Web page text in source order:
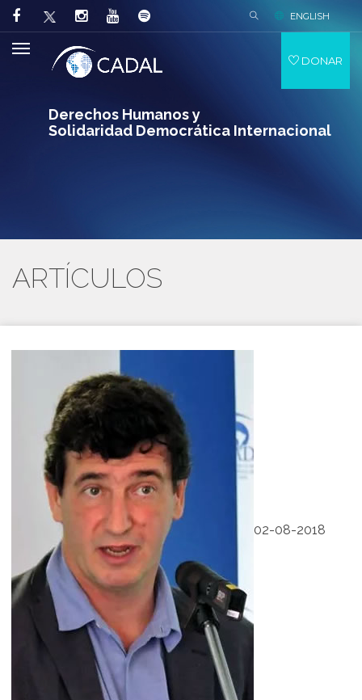
Derechos Humanos y
Solidaridad Democrática Internacional
ENGLISH
DONAR
ARTÍCULOS
02-08-2018